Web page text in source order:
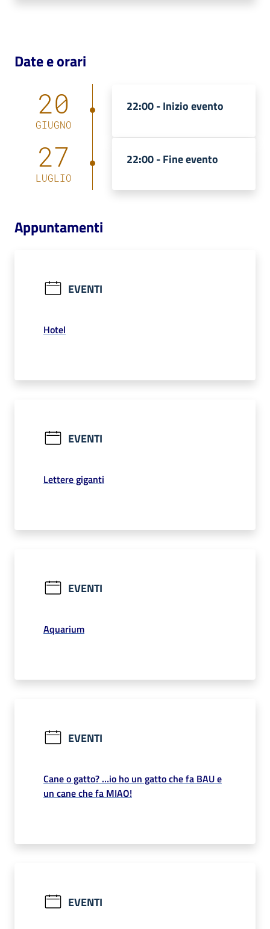
on line
Eventi
bibliotecario
Date e orari
20
GIUGNO
22:00 -Inizio evento
27
LUGLIO
22:00 -Fine evento
Appuntamenti
EVENTI
Hotel
EVENTI
Lettere giganti
EVENTI
Aquarium
EVENTI
Cane o gatto? …io ho un gatto che fa BAU e
un cane che fa MIAO!
EVENTI